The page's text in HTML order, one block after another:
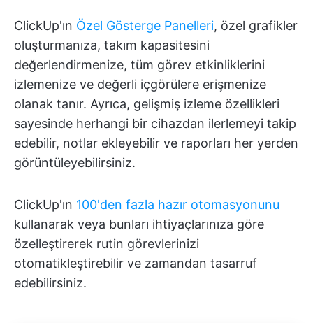
ClickUp'ın Özel Gösterge Panelleri, özel grafikler
oluşturmanıza, takım kapasitesini
değerlendirmenize, tüm görev etkinliklerini
izlemenize ve değerli içgörülere erişmenize
olanak tanır. Ayrıca, gelişmiş izleme özellikleri
sayesinde herhangi bir cihazdan ilerlemeyi takip
edebilir, notlar ekleyebilir ve raporları her yerden
görüntüleyebilirsiniz.
ClickUp'ın 100'den fazla hazır otomasyonunu
kullanarak veya bunları ihtiyaçlarınıza göre
özelleştirerek rutin görevlerinizi
otomatikleştirebilir ve zamandan tasarruf
edebilirsiniz.